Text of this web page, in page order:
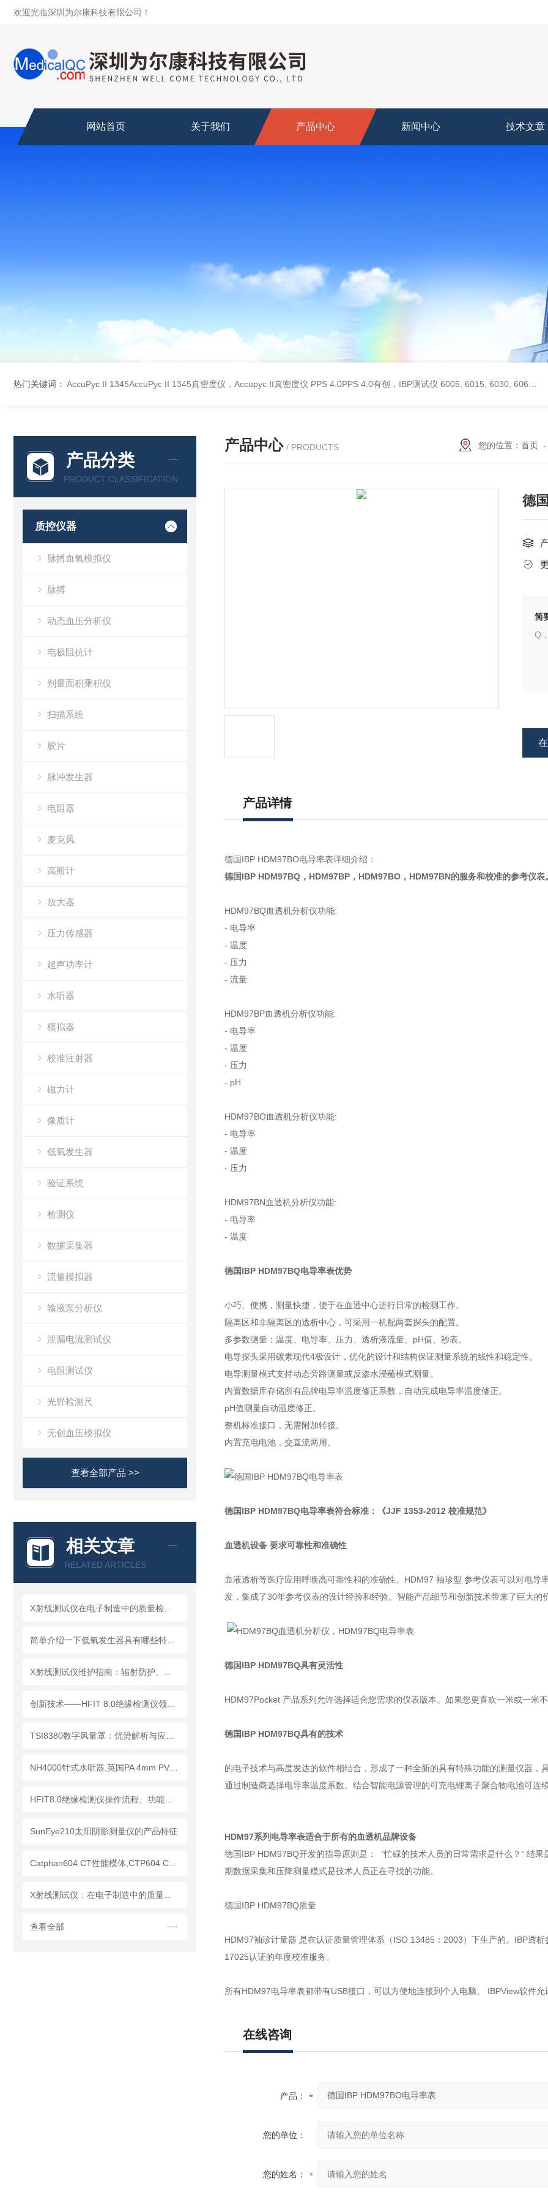
欢迎光临深圳为尔康科技有限公司！
网站首页 关于我们 产品中心 新闻中心 技术文章
热门关键词： AccuPyc II 1345AccuPyc II 1345真密度仪，Accupyc II真密度仪 PPS 4.0PPS 4.0有创，IBP测试仪 6005, 6015, 6030, 6060, 6100, 6170Hans Rudolph非扩散气体收集袋,Hans Rudolph非扩散气囊
产品分类
PRODUCT CLASSIFICATION
质控仪器
脉搏血氧模拟仪
脉搏
动态血压分析仪
电极阻抗计
剂量面积乘积仪
扫描系统
胶片
脉冲发生器
电阻器
麦克风
高斯计
放大器
压力传感器
超声功率计
水听器
模拟器
校准注射器
磁力计
像质计
低氧发生器
验证系统
检测仪
数据采集器
流量模拟器
输液泵分析仪
泄漏电流测试仪
电阻测试仪
光野检测尺
无创血压模拟仪
查看全部产品 >>
相关文章
RELATED ARTICLES
SunEye210太阳阴影测量仪的产品特征
查看全部
产品中心 / PRODUCTS 您的位置： 首页
德
简
Q
产品详情
德国IBP HDM97BO电导率表详细介绍：
德国IBP HDM97BQ，HDM97BP，HDM97BO，HDM97BN的服务和校准的参考仪表
HDM97BQ血透机分析仪功能:
- 电导率
- 温度
- 压力
- 流量
HDM97BP血透机分析仪功能:
- 电导率
- 温度
- 压力
- pH
HDM97BO血透机分析仪功能:
- 电导率
- 温度
- 压力
HDM97BN血透机分析仪功能:
- 电导率
- 温度
德国IBP HDM97BQ电导率表优势
小巧、便携，测量快捷，便于在血透中心进行日常的检测工作。
隔离区和非隔离区的透析中心，可采用一机配两套探头的配置。
多参数测量：温度、电导率、压力、透析液流量、pH值、秒表。
电导探头采用碳素现代4极设计，优化的设计和结构保证测量系统的线性和稳定性。
电导测量模式支持动态旁路测量或反渗水浸蘸模式测量。
内置数据库存储所有品牌电导率温度修正系数，自动完成电导率温度修正。
pH值测量自动温度修正。
整机标准接口，无需附加转接。
内置充电电池，交直流两用。
德国IBP HDM97BQ电导率表符合标准：《JJF 1353-2012 校准规范》
血透机设备 要求可靠性和准确性
血液透析等医疗应用呼唤高可靠性和的准确性。HDM97 袖珍型 参考仪表可以对电
发，集成了30年参考仪表的设计经验和经验。智能产品细节和创新技术带来了巨大的
德国IBP HDM97BQ具有灵活性
HDM97Pocket 产品系列允许选择适合您需求的仪表版本。如果您更喜欢一米或一米
德国IBP HDM97BQ具有的技术
的电子技术与高度发达的软件相结合，形成了一种全新的具有特殊功能的测量仪器
通过制造商选择电导率温度系数。结合智能电源管理的可充电锂离子聚合物电池可连
HDM97系列电导率表适合于所有的血透机品牌设备
德国IBP HDM97BQ开发的指导原则是： “忙碌的技术人员的日常需求是什么？” 结
期数据采集和压降测量模式是技术人员正在寻找的功能。
德国IBP HDM97BQ质量
HDM97袖珍计量器 是在认证质量管理体系（ISO 13485：2003）下生产的。IBP透
17025认证的年度校准服务。
所有HDM97电导率表都带有USB接口，可以方便地连接到个人电脑。 IBPView软件
在线咨询
产品：
您的单位：
您的姓名：